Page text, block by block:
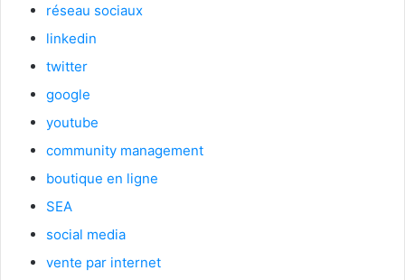
réseau sociaux
linkedin
twitter
google
youtube
community management
boutique en ligne
SEA
social media
vente par internet